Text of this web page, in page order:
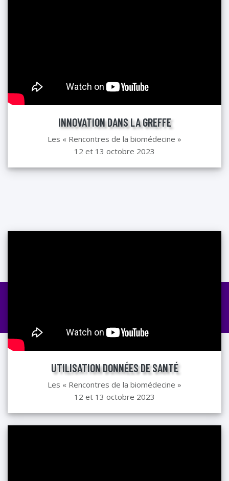
INNOVATION DANS LA GREFFE
Les « Rencontres de la biomédecine »
12 et 13 octobre 2023
UTILISATION DONNÉES DE SANTÉ
Les « Rencontres de la biomédecine »
12 et 13 octobre 2023